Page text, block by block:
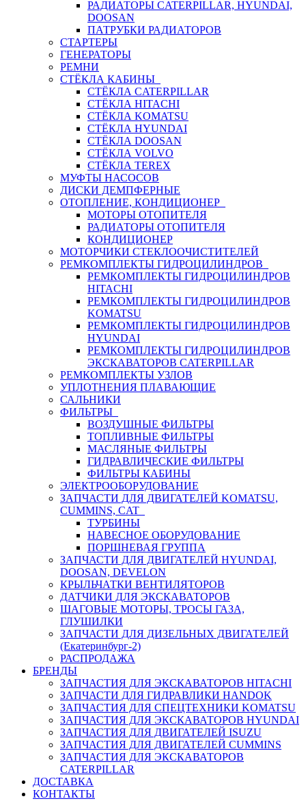
РАДИАТОРЫ CATERPILLAR, HYUNDAI,
DOOSAN
ПАТРУБКИ РАДИАТОРОВ
СТАРТЕРЫ
ГЕНЕРАТОРЫ
РЕМНИ
СТЁКЛА КАБИНЫ
СТЁКЛА CATERPILLAR
СТЁКЛА HITACHI
СТЁКЛА KOMATSU
СТЁКЛА HYUNDAI
СТЁКЛА DOOSAN
СТЁКЛА VOLVO
СТЁКЛА TEREX
МУФТЫ НАСОСОВ
ДИСКИ ДЕМПФЕРНЫЕ
ОТОПЛЕНИЕ, КОНДИЦИОНЕР
МОТОРЫ ОТОПИТЕЛЯ
РАДИАТОРЫ ОТОПИТЕЛЯ
КОНДИЦИОНЕР
МОТОРЧИКИ СТЕКЛООЧИСТИТЕЛЕЙ
РЕМКОМПЛЕКТЫ ГИДРОЦИЛИНДРОВ
РЕМКОМПЛЕКТЫ ГИДРОЦИЛИНДРОВ
HITACHI
РЕМКОМПЛЕКТЫ ГИДРОЦИЛИНДРОВ
KOMATSU
РЕМКОМПЛЕКТЫ ГИДРОЦИЛИНДРОВ
HYUNDAI
РЕМКОМПЛЕКТЫ ГИДРОЦИЛИНДРОВ
ЭКСКАВАТОРОВ CATERPILLAR
РЕМКОМПЛЕКТЫ УЗЛОВ
УПЛОТНЕНИЯ ПЛАВАЮЩИЕ
САЛЬНИКИ
ФИЛЬТРЫ
ВОЗДУШНЫЕ ФИЛЬТРЫ
ТОПЛИВНЫЕ ФИЛЬТРЫ
МАСЛЯНЫЕ ФИЛЬТРЫ
ГИДРАВЛИЧЕСКИЕ ФИЛЬТРЫ
ФИЛЬТРЫ КАБИНЫ
ЭЛЕКТРООБОРУДОВАНИЕ
ЗАПЧАСТИ ДЛЯ ДВИГАТЕЛЕЙ KOMATSU,
CUMMINS, CAT
ТУРБИНЫ
НАВЕСНОЕ ОБОРУДОВАНИЕ
ПОРШНЕВАЯ ГРУППА
ЗАПЧАСТИ ДЛЯ ДВИГАТЕЛЕЙ HYUNDAI,
DOOSAN, DEVELON
КРЫЛЬЧАТКИ ВЕНТИЛЯТОРОВ
ДАТЧИКИ ДЛЯ ЭКСКАВАТОРОВ
ШАГОВЫЕ МОТОРЫ, ТРОСЫ ГАЗА,
ГЛУШИЛКИ
ЗАПЧАСТИ ДЛЯ ДИЗЕЛЬНЫХ ДВИГАТЕЛЕЙ
(Екатеринбург-2)
РАСПРОДАЖА
БРЕНДЫ
ЗАПЧАСТИЯ ДЛЯ ЭКСКАВАТОРОВ HITACHI
ЗАПЧАСТИ ДЛЯ ГИДРАВЛИКИ HANDOK
ЗАПЧАСТИЯ ДЛЯ СПЕЦТЕХНИКИ KOMATSU
ЗАПЧАСТИЯ ДЛЯ ЭКСКАВАТОРОВ HYUNDAI
ЗАПЧАСТИЯ ДЛЯ ДВИГАТЕЛЕЙ ISUZU
ЗАПЧАСТИЯ ДЛЯ ДВИГАТЕЛЕЙ CUMMINS
ЗАПЧАСТИЯ ДЛЯ ЭКСКАВАТОРОВ
CATERPILLAR
ДОСТАВКА
КОНТАКТЫ